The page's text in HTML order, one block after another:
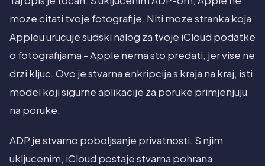
moze citati tvoje fotografije. Niti moze stranka koja
Appleu urucuje sudski nalog za tvoje iCloud podatke
o fotografijama - Apple nema sto predati, jer vise ne
drzi kljuc. Ovo je stvarna enkripcija s kraja na kraj, isti
model koji sigurne aplikacije za poruke primjenjuju
na poruke.
ADP je stvarno poboljsanje privatnosti. S njim
ukljucenim, iCloud postaje stvarna pohrana